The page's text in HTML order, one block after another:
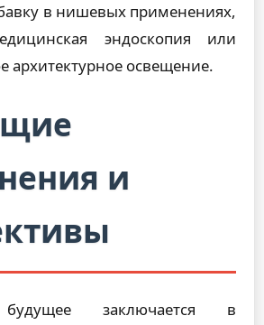
в нишевых применениях,
эндоскопия или
архитектурное освещение.
и
заключается в